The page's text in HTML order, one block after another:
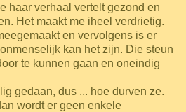
haar verhaal vertelt gezond en
Het maakt me iheel verdrietig.
en vervolgens is er
kan het zijn. Die steun
te kunnen gaan en oneindig
gedaan, dus ... hoe durven ze.
wordt er geen enkele